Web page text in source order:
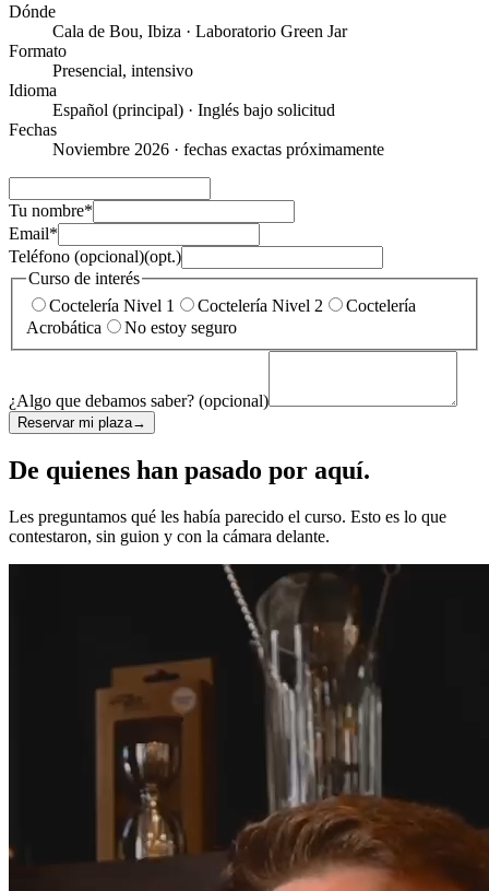
Dónde
Cala de Bou, Ibiza · Laboratorio Green Jar
Formato
Presencial, intensivo
Idioma
Español (principal) · Inglés bajo solicitud
Fechas
Noviembre 2026 · fechas exactas próximamente
Tu nombre*
Email*
Teléfono (opcional)(opt.)
Curso de interés
Coctelería Nivel 1
Coctelería Nivel 2
Coctelería
Acrobática
No estoy seguro
¿Algo que debamos saber? (opcional)
Reservar mi plaza→
De quienes han pasado por aquí.
Les preguntamos qué les había parecido el curso. Esto es lo que
contestaron, sin guion y con la cámara delante.